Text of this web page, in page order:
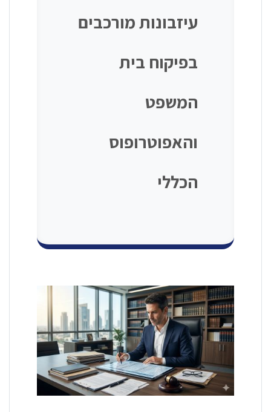
עיזבונות מורכבים
בפיקוח בית
המשפט
והאפוטרופוס
הכללי